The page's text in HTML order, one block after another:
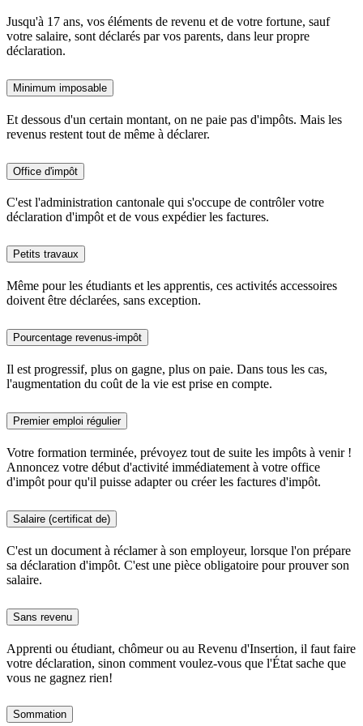
Jusqu'à 17 ans, vos éléments de revenu et de votre fortune, sauf
votre salaire, sont déclarés par vos parents, dans leur propre
déclaration.
Minimum imposable
Et dessous d'un certain montant, on ne paie pas d'impôts. Mais les
revenus restent tout de même à déclarer.
Office d'impôt
C'est l'administration cantonale qui s'occupe de contrôler votre
déclaration d'impôt et de vous expédier les factures.
Petits travaux
Même pour les étudiants et les apprentis, ces activités accessoires
doivent être déclarées, sans exception.
Pourcentage revenus-impôt
Il est progressif, plus on gagne, plus on paie. Dans tous les cas,
l'augmentation du coût de la vie est prise en compte.
Premier emploi régulier
Votre formation terminée, prévoyez tout de suite les impôts à venir !
Annoncez votre début d'activité immédiatement à votre office
d'impôt pour qu'il puisse adapter ou créer les factures d'impôt.
Salaire (certificat de)
C'est un document à réclamer à son employeur, lorsque l'on prépare
sa déclaration d'impôt. C'est une pièce obligatoire pour prouver son
salaire.
Sans revenu
Apprenti ou étudiant, chômeur ou au Revenu d'Insertion, il faut faire
votre déclaration, sinon comment voulez-vous que l'État sache que
vous ne gagnez rien!
Sommation